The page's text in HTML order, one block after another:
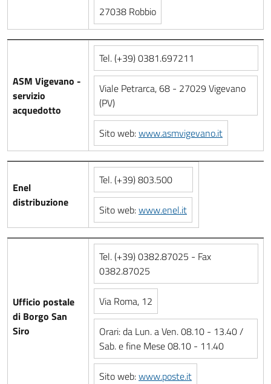
27038 Robbio
ASM Vigevano -
servizio
acquedotto
Tel. (+39) 0381.697211
Viale Petrarca, 68 - 27029 Vigevano
(PV)
Sito web:www.asmvigevano.it
Enel
distribuzione
Tel. (+39) 803.500
Sito web:www.enel.it
Ufficio postale
di Borgo San
Siro
Tel. (+39) 0382.87025 - Fax
0382.87025
Via Roma, 12
Orari: da Lun. a Ven. 08.10 - 13.40 /
Sab. e fine Mese 08.10 - 11.40
Sito web:www.poste.it